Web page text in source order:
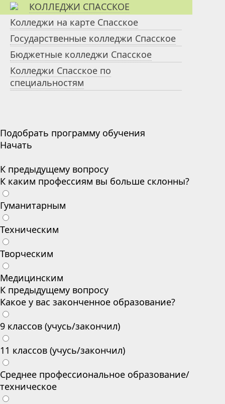
КОЛЛЕДЖИ СПАССКОЕ
Колледжи на карте Спасское
Государственные колледжи Спасское
Бюджетные колледжи Спасское
Колледжи Спасское по
специальностям
Подобрать программу обучения
Начать
К предыдущему вопросу
К каким профессиям вы больше склонны?
Гуманитарным
Техническим
Творческим
Медицинским
К предыдущему вопросу
Какое у вас законченное образование?
9 классов (учусь/закончил)
11 классов (учусь/закончил)
Среднее профессиональное образование/
техническое